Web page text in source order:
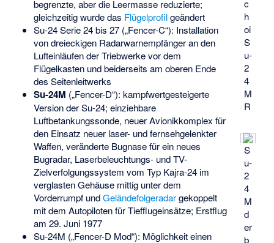
c
h
oi
S
u-
2
4
M
R
S
u-
2
4
M
d
er
b
begrenzte, aber die Leermasse reduzierte;
gleichzeitig wurde das Flügelprofilgeändert
Su-24 Serie 24 bis 27 („Fencer-C“): Installation
von dreieckigen Radarwarnempfänger an den
Lufteinläufen der Triebwerke vor dem
Flügelkasten und beiderseits am oberen Ende
des Seitenleitwerks
Su-24M („Fencer-D“): kampfwertgesteigerte
Version der Su-24; einziehbare
Luftbetankungssonde, neuer Avionikkomplex für
den Einsatz neuer laser- und fernsehgelenkter
Waffen, veränderte Bugnase für ein neues
Bugradar, Laserbeleuchtungs- und TV-
Zielverfolgungssystem vom Typ Kajra-24 im
verglasten Gehäuse mittig unter dem
Vorderrumpf undGeländefolgeradargekoppelt
mit dem Autopiloten für Tiefflugeinsätze; Erstflug
am 29. Juni 1977
Su-24M („Fencer-D Mod“): Möglichkeit einen